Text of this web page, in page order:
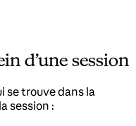
d’une session
se trouve dans la
session :